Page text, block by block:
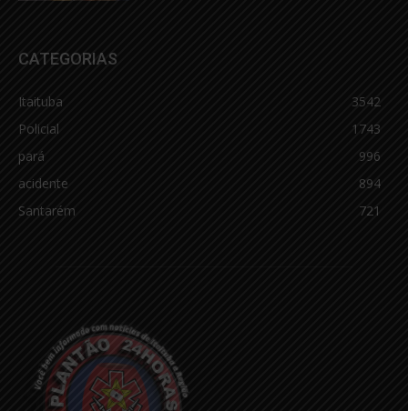
CATEGORIAS
Itaituba
3542
Policial
1743
pará
996
acidente
894
Santarém
721